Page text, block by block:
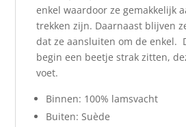
enkel waardoor ze gemakkelijk
trekken zijn. Daarnaast blijven
dat ze aansluiten om de enkel.
begin een beetje strak zitten,
voet.
Binnen: 100% lamsvacht
Buiten: Suède